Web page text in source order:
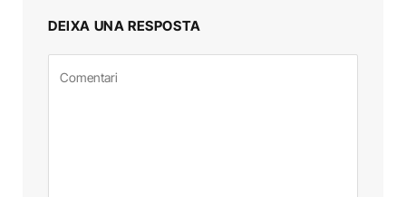
DEIXA UNA RESPOSTA